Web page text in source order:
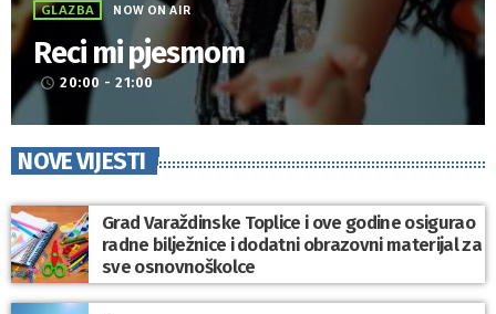
GLAZBA NOW ON AIR
Reci mi pjesmom
access_time 20:00 - 21:00
NOVE VIJESTI
Grad Varaždinske Toplice i ove godine osigurao
radne bilježnice i dodatni obrazovni materijal za
sve osnovnoškolce